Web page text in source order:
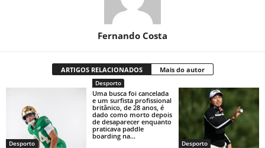
Fernando Costa
ARTIGOS RELACIONADOS Mais do autor
Desporto
Desporto
Uma busca foi cancelada
e um surfista profissional
britânico, de 28 anos, é
dado como morto depois
de desaparecer enquanto
praticava paddle
boarding na...
Desporto